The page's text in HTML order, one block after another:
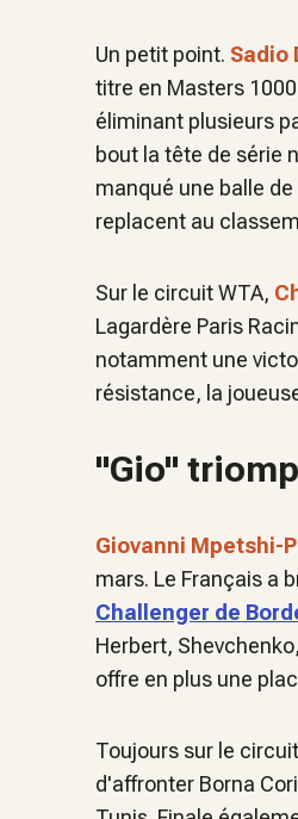
Un petit point. Sadio
titre en Masters
éliminant plusieurs
bout la tête de série
manqué une balle
replacent au
Sur le circuit WTA,
Lagardère Paris
notamment une
résistance, la
"Gio"
Giovanni Mpetshi-
mars. Le Français a
Challenger de
Herbert,
offre en plus une
Toujours sur le
d'affronter Borna